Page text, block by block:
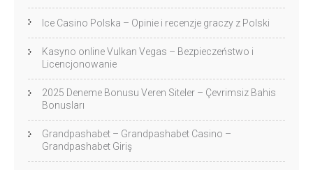
Ice Casino Polska – Opinie i recenzje graczy z Polski
Kasyno online Vulkan Vegas – Bezpieczeństwo i
Licencjonowanie
2025 Deneme Bonusu Veren Siteler – Çevrimsiz Bahis
Bonusları
Grandpashabet – Grandpashabet Casino –
Grandpashabet Giriş